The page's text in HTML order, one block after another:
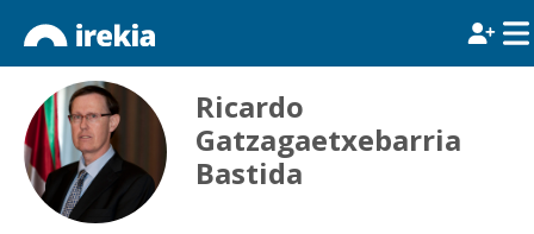
Ricardo
Gatzagaetxebarria
Bastida